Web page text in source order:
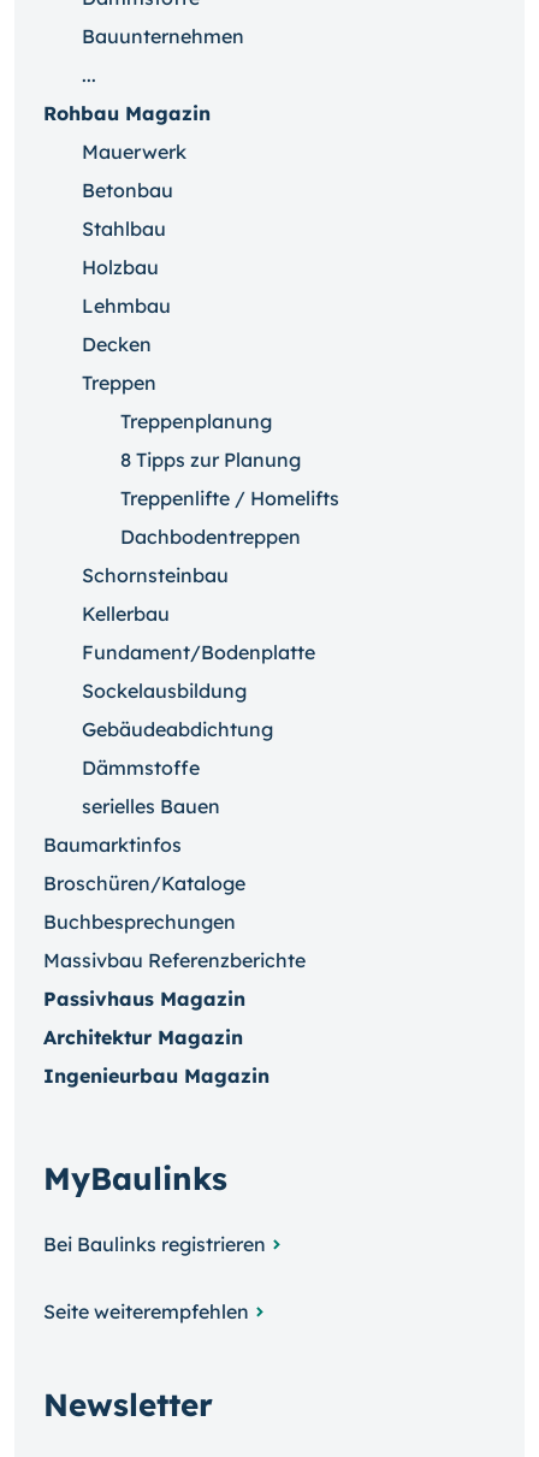
Bauunternehmen
...
Rohbau Magazin
Mauerwerk
Betonbau
Stahlbau
Holzbau
Lehmbau
Decken
Treppen
Treppenplanung
8 Tipps zur Planung
Treppenlifte / Homelifts
Dachbodentreppen
Schornsteinbau
Kellerbau
Fundament/Bodenplatte
Sockelausbildung
Gebäudeabdichtung
Dämmstoffe
serielles Bauen
Baumarktinfos
Broschüren/Kataloge
Buchbesprechungen
Massivbau Referenzberichte
Passivhaus Magazin
Architektur Magazin
Ingenieurbau Magazin
MyBaulinks
Bei Baulinks registrieren
Seite weiterempfehlen
Newsletter